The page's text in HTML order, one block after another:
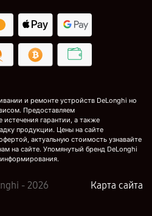
и ремонте устройств DeLonghi но
Предоставляем
истечения гарантии, а также
продукции. Цены на сайте
актуальную стоимость узнавайте
на сайте. Упомянутый бренд DeLonghi
- 2026 Карта сайта